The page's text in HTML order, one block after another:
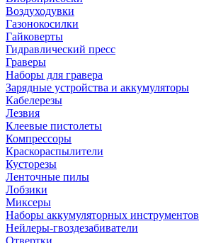
Воздуходувки
Газонокосилки
Гайковерты
Гидравлический пресс
Граверы
Наборы для гравера
Зарядные устройства и аккумуляторы
Кабелерезы
Лезвия
Клеевые пистолеты
Компрессоры
Краскораспылители
Кусторезы
Ленточные пилы
Лобзики
Миксеры
Наборы аккумуляторных инструментов
Нейлеры-гвоздезабиватели
Отвертки